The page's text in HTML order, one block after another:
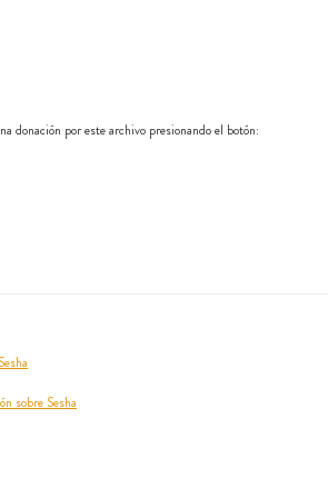
donación por este archivo presionando el botón:
sobre Sesha